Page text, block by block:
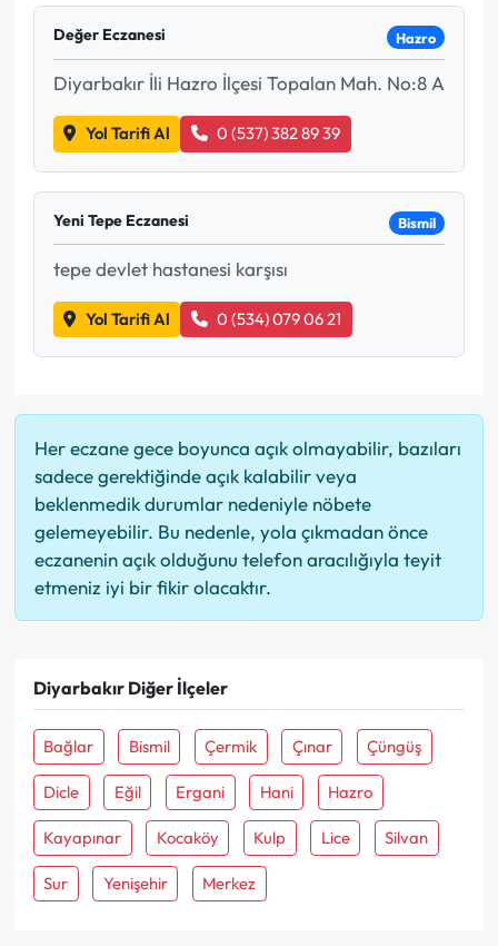
Değer Eczanesi Hazro
Diyarbakır İli Hazro İlçesi Topalan Mah. No:8 A
Yol Tarifi Al 0 (537) 382 89 39
Yeni Tepe Eczanesi Bismil
tepe devlet hastanesi karşısı
Yol Tarifi Al 0 (534) 079 06 21
Her eczane gece boyunca açık olmayabilir, bazıları
sadece gerektiğinde açık kalabilir veya
beklenmedik durumlar nedeniyle nöbete
gelemeyebilir. Bu nedenle, yola çıkmadan önce
eczanenin açık olduğunu telefon aracılığıyla teyit
etmeniz iyi bir fikir olacaktır.
Diyarbakır Diğer İlçeler
Bağlar Bismil Çermik Çınar Çüngüş
Dicle Eğil Ergani Hani Hazro
Kayapınar Kocaköy Kulp Lice Silvan
Sur Yenişehir Merkez